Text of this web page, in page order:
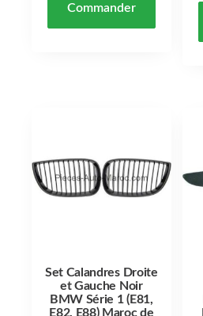
Commander
Set Calandres Droite
et Gauche Noir
BMW Série 1 (E81,
E82, E88) Maroc de